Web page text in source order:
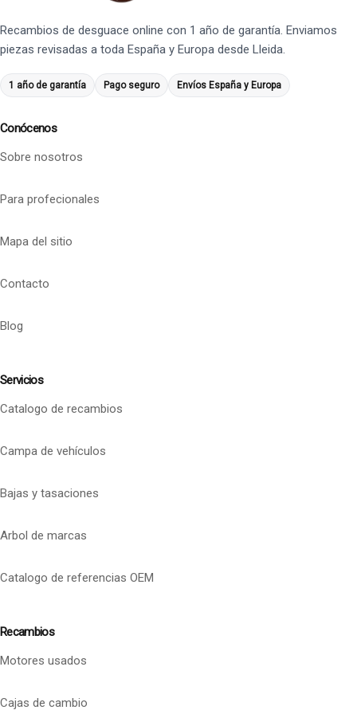
Recambios de desguace online con 1 año de garantía. Enviamos
piezas revisadas a toda España y Europa desde Lleida.
1 año de garantía Pago seguro Envíos España y Europa
Conócenos
Sobre nosotros
Para profecionales
Mapa del sitio
Contacto
Blog
Servicios
Catalogo de recambios
Campa de vehículos
Bajas y tasaciones
Arbol de marcas
Catalogo de referencias OEM
Recambios
Motores usados
Cajas de cambio